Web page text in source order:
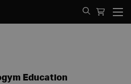
Education